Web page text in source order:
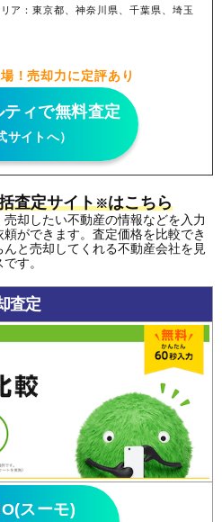
ア：東京都、神奈川県、千葉県、埼玉
！売却力に定評あり
ィで無料査定
サイトへ）
査定サイト※はこちら
却したい不動産の情報などを入力
ができます。査定価格を比較でき
と売却してくれる不動産会社を見
す。
査定
スーモ)